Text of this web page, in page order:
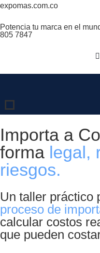
expomas.com.co
Potencia tu marca en el
805 7847
Importa a
forma legal,
riesgos.
Un taller práctico
proceso de
calcular costos
que pueden